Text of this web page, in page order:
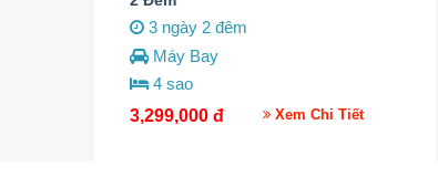
3 ngày 2 đêm
Máy Bay
4 sao
3,299,000đ Xem Chi Tiết